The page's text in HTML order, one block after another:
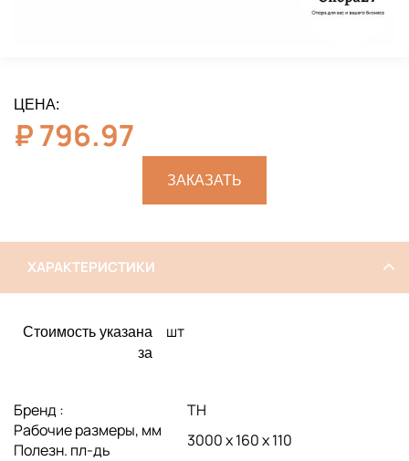
ЦЕНА:
₽796.97
ЗАКАЗАТЬ
ХАРАКТЕРИСТИКИ
Стоимость указана
за
шт
Бренд :
ТН
Рабочие размеры, мм
Полезн. пл-дь
3000 х 160 х 110